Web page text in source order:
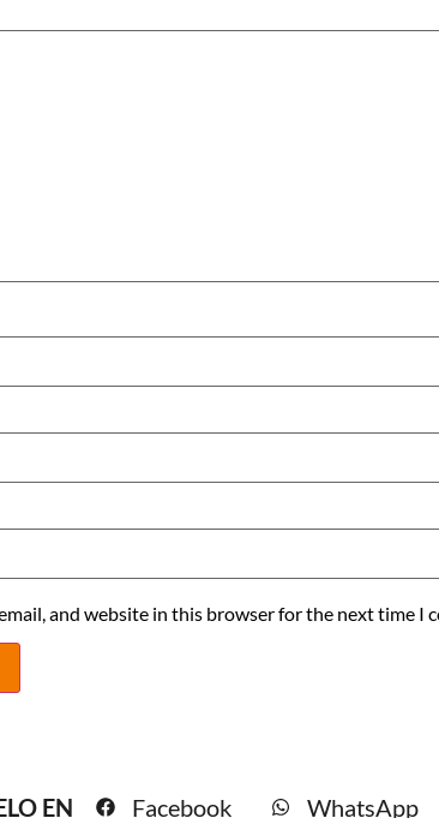
and website in this browser for the next time I
EN Facebook WhatsApp